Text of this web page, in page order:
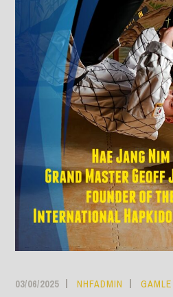
03/06/2025 NHFADMIN